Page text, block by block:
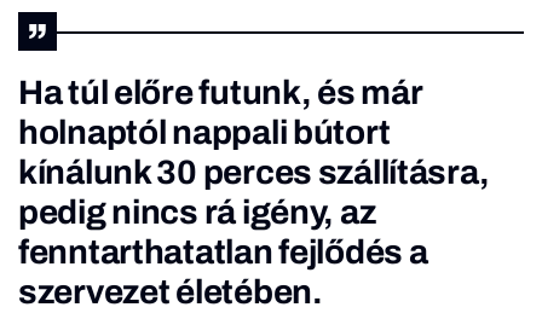
Ha túl előre futunk, és már
holnaptól nappali bútort
kínálunk 30 perces szállításra,
pedig nincs rá igény, az
fenntarthatatlan fejlődés a
szervezet életében.